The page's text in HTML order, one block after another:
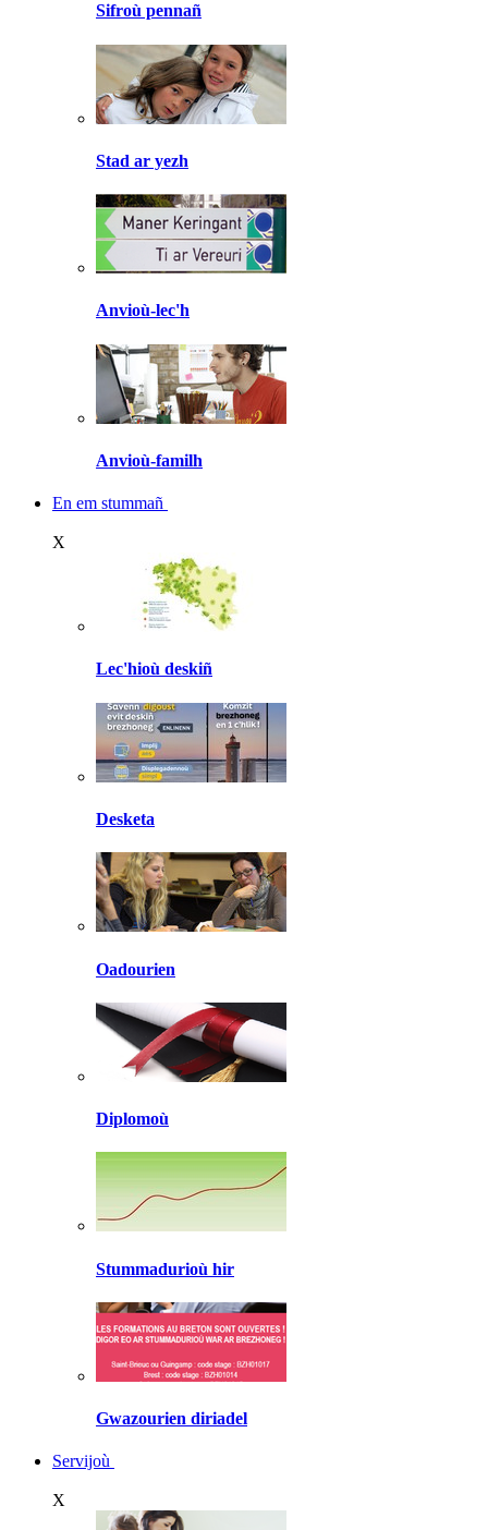
Sifroù pennañ
Stad ar yezh
Anvioù-lec'h
Anvioù-familh
En em stummañ
X
Lec'hioù deskiñ
Desketa
Oadourien
Diplomoù
Stummadurioù hir
Gwazourien diriadel
Servijoù
X